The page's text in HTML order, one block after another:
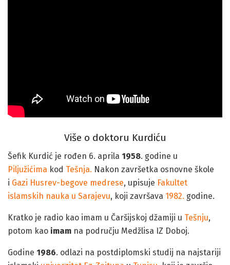
Više o doktoru Kurdiću
Šefik Kurdić je rođen 6. aprila 1958. godine u
Piljužićima kod Tešnja. Nakon završetka osnovne škole
i Gazi Husrev-begove medrese, upisuje Fakultet
islamskih nauka u Sarajevu, koji završava 1982. godine.
Kratko je radio kao imam u Čaršijskoj džamiji u Tešnju,
potom kao imam na području Medžlisa IZ Doboj.
Godine 1986. odlazi na postdiplomski studij na najstariji